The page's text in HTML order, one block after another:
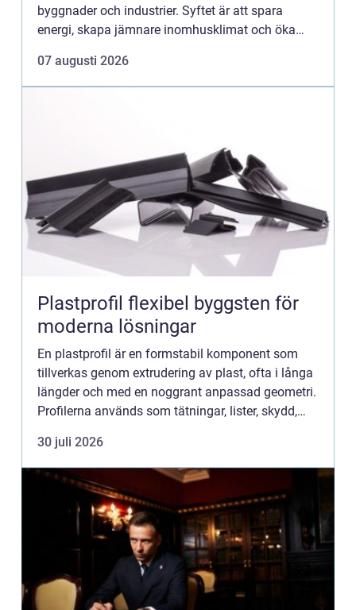
byggnader och industrier. Syftet är att spara
energi, skapa jämnare inomhusklimat och öka
teknisk isolering mins...
07 augusti 2026
Plastprofil flexibel byggsten för
moderna lösningar
En plastprofil är en formstabil komponent som
tillverkas genom extrudering av plast, ofta i långa
längder och med en noggrant anpassad geometri.
Profilerna används som tätningar, lister, skydd,
fön...
30 juli 2026